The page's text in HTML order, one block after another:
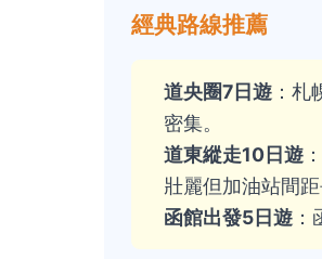
經典路線推薦
道央圈7日遊 ：
密集。
道東縱走10日遊
壯麗但加油站間距
函館出發5日遊